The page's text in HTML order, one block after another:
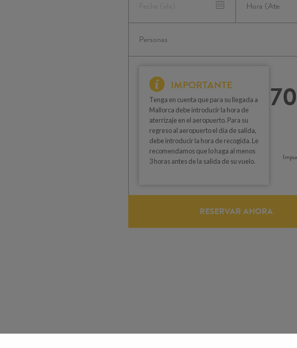
IMPORTANTE
Tenga en cuenta que para su llegada a
Mallorca debe introducir la hora de
aterrizaje en el aeropuerto. Para su
regreso al aeropuerto el día de salida,
debe introducir la hora de recogida. Le
recomendamos que lo haga al menos
3 horas antes de la salida de su vuelo.
RESERVAR AHORA